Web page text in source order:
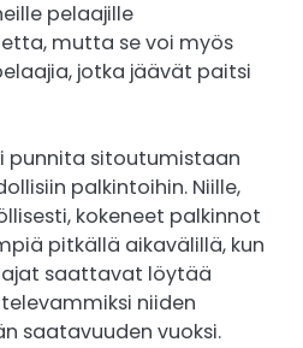
pelaajille
mutta se voi myös
jotka jäävät paitsi
punnita sitoutumistaan
palkintoihin. Niille,
kokeneet palkinnot
pitkällä aikavälillä, kun
saattavat löytää
niiden
saatavuuden vuoksi.